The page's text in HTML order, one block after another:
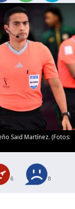
Said Martínez. (Fotos:
6 8